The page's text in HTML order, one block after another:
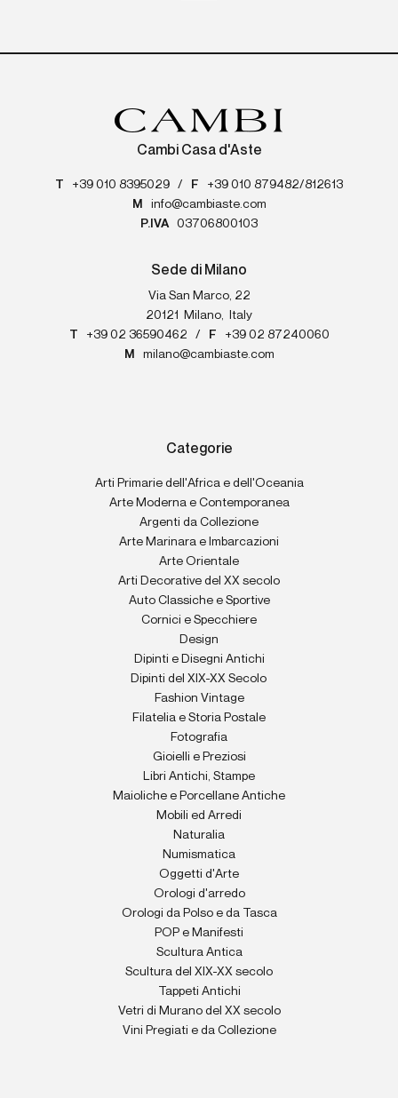
Cambi Casa d'Aste
T +39 010 8395029 / F
+39 010 879482/812613
M
info@cambiaste.com
P.IVA
03706800103
Sede di Milano
Via San Marco, 22
20121
Milano,
Italy
T
+39 02 36590462 / F
+39 02 87240060
M
milano@cambiaste.com
Categorie
Arti Primarie dell'Africa e dell'Oceania
Arte Moderna e Contemporanea
Argenti da Collezione
Arte Marinara e Imbarcazioni
Arte Orientale
Arti Decorative del XX secolo
Auto Classiche e Sportive
Cornici e Specchiere
Design
Dipinti e Disegni Antichi
Dipinti del XIX-XX Secolo
Fashion Vintage
Filatelia e Storia Postale
Fotografia
Gioielli e Preziosi
Libri Antichi, Stampe
Maioliche e Porcellane Antiche
Mobili ed Arredi
Naturalia
Numismatica
Oggetti d'Arte
Orologi d'arredo
Orologi da Polso e da Tasca
POP e Manifesti
Scultura Antica
Scultura del XIX-XX secolo
Tappeti Antichi
Vetri di Murano del XX secolo
Vini Pregiati e da Collezione